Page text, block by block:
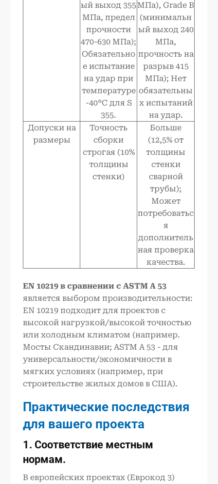
ый выход 355
МПа, предел
прочности
470-630 МПа);
Обязательно
е испытание
на удар при
температуре
-40°C для S
355.
МПа), Grade B
(минимальн
ый выход 240
МПа,
прочность на
разрыв 415
МПа); Нет
обязательны
х испытаний
на удар.
Допуски на
размеры
Точность
сборки
строгая (10%
толщины
стенки)
Больше
(12,5% от
толщины
стенки
сварной
трубы);
Может
потребоватьс
я
дополнитель
ная проверка
качества.
EN 10219 в сравнении с ASTM A 53
является выбором производительности:
EN 10219 подходит для проектов с
высокой нагрузкой/высокой точностью
или холодным климатом (например.
Мосты Скандинавии; ASTM A 53 - для
универсальности/экономичности в
мягких условиях (например, при
строительстве жилых домов в США).
Практические последствия
для вашего проекта
1. Соответствие местным
нормам.
В европейских проектах (Еврокод 3)